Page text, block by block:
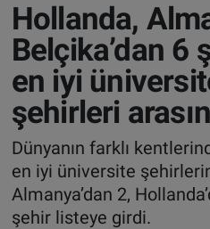
Hollanda,
Belçika’dan 6
en iyi
şehirleri
Dünyanın farklı
en iyi üniversite
Almanya’dan 2,
şehir listeye girdi.
ALMANYA
FRANSA
AVUSTURYA
SAĞLIK - YAŞAM
BİLİM-TEKNOLOJİ
ALMANYA
TÜRKİYE
DÜNYA
BİLİM-TEKNOLOJİ
SAĞLIK
Trafik Durumu
Süper Lig Puan
Tüm Manşetler
Son Dakika Haberleri
Haber Arşivi